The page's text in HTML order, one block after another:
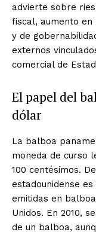
advierte sobre
fiscal, aumento
y de
externos
comercial de
El papel del
dólar
La balboa
moneda de curso
100 centésimos.
estadounidense
emitidas en
Unidos. En 2010,
de un balboa,